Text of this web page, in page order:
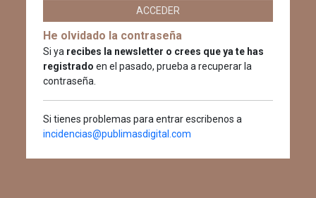
ACCEDER
He olvidado la contraseña
Si ya recibes la newsletter o crees que ya te has
registrado en el pasado, prueba a recuperar la
contraseña.
Si tienes problemas para entrar escribenos a
incidencias@publimasdigital.com